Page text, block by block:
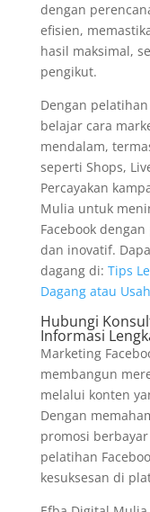
dengan
efisien,
hasil maksimal,
pengikut.
Dengan
belajar cara
mendalam,
seperti Shops,
Percayakan
Mulia untuk
Facebook
dan inovatif.
dagang di: Tips
Dagang atau
Hubungi
Informasi
Marketing
membangun
melalui konten
Dengan
promosi
pelatihan
kesuksesan di